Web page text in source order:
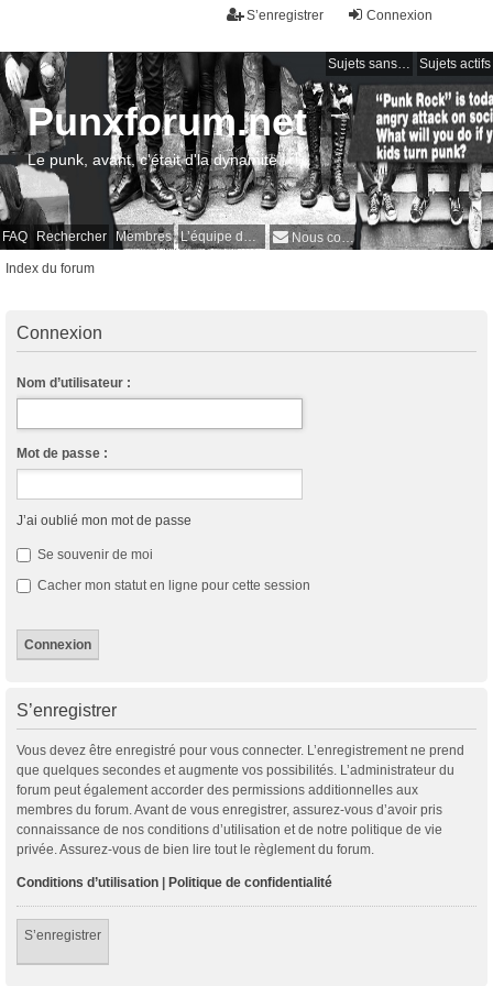
Connexion
S’enregistrer
Sujets sans réponse Sujets actifs
FAQ Rechercher Membres L’équipe du forum Nous contacter
Punxforum.net
Le punk, avant, c'était d'la dynamite !
Index du forum
Connexion
Nom d’utilisateur :
Mot de passe :
J’ai oublié mon mot de passe
Se souvenir de moi
Cacher mon statut en ligne pour cette session
S’enregistrer
Vous devez être enregistré pour vous connecter. L’enregistrement ne prend
que quelques secondes et augmente vos possibilités. L’administrateur du
forum peut également accorder des permissions additionnelles aux
membres du forum. Avant de vous enregistrer, assurez-vous d’avoir pris
connaissance de nos conditions d’utilisation et de notre politique de vie
privée. Assurez-vous de bien lire tout le règlement du forum.
Conditions d’utilisation Politique de confidentialité
S’enregistrer